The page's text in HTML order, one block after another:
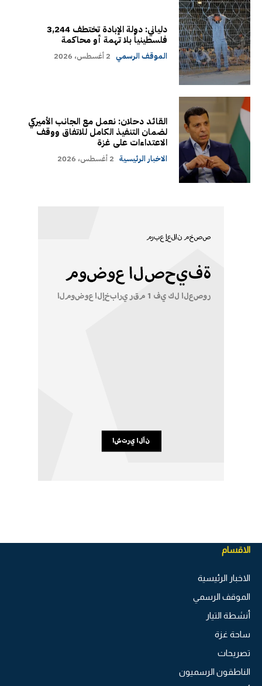
دلياني: دولة الإبادة تختطف 3,244
فلسطينياً بلا تهمة أو محاكمة
الموقف الرسمي 2 أغسطس، 2026
القائد دحلان: نعمل مع الجانب الأميركي
لضمان التنفيذ الكامل للاتفاق ووقف
الاعتداءات على غزة
الاخبار الرئيسية 2 أغسطس، 2026
الاقسام
الاخبار الرئيسية
الموقف الرسمي
أنشطة التيار
ساحة غزة
تصريحات
الناطقون الرسميون